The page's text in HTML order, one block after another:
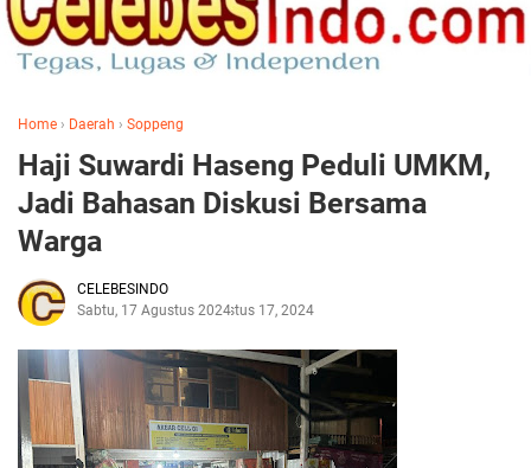
Home › Daerah › Soppeng
Haji Suwardi Haseng Peduli UMKM,
Jadi Bahasan Diskusi Bersama
Warga
CELEBESINDO
Sabtu, 17 Agustus 2024Agustus 17, 2024